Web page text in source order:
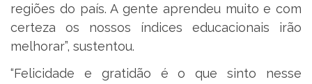
regiões do país. A gente aprendeu muito e com
certeza os nossos índices educacionais irão
melhorar”, sustentou.
“Felicidade e gratidão é o que sinto nesse